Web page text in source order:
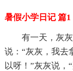
暑假小学日记 篇1
有一天，灰
说：“灰灰，我去
以呀！”灰灰说，